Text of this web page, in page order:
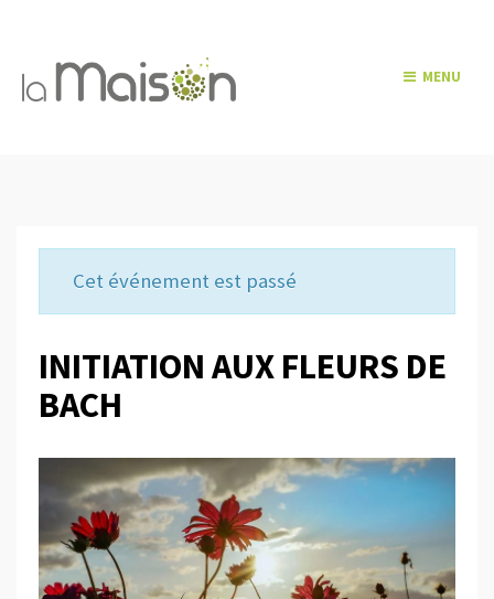
MENU
Cet événement est passé
INITIATION AUX FLEURS DE
BACH